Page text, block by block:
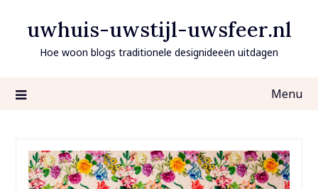
uwhuis-uwstijl-uwsfeer.nl
Hoe woon blogs traditionele designideeën uitdagen
Menu